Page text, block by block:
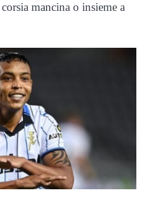
mancina o insieme a